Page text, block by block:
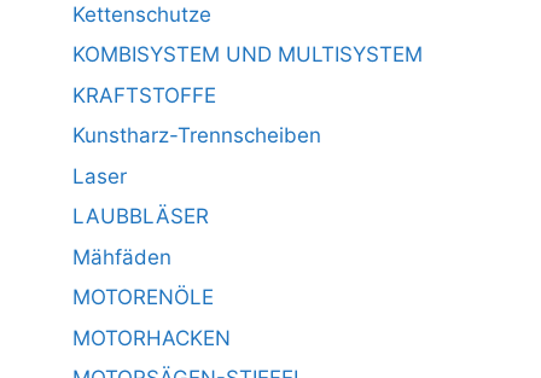
Kettenschutze
KOMBISYSTEM UND MULTISYSTEM
KRAFTSTOFFE
Kunstharz-Trennscheiben
Laser
LAUBBLÄSER
Mähfäden
MOTORENÖLE
MOTORHACKEN